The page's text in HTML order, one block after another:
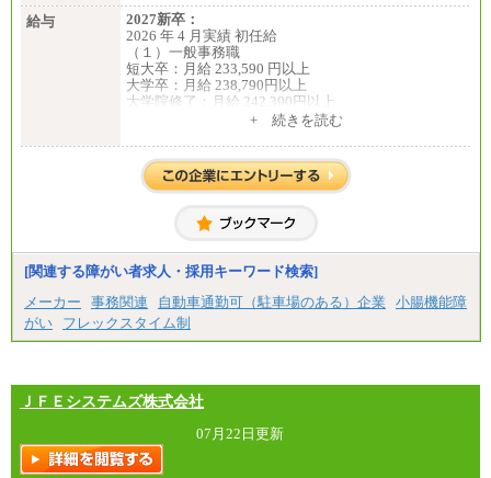
給与
2027新卒：
2026 年 4 月実績 初任給
（１）一般事務職
短大卒：月給 233,590 円以上
大学卒：月給 238,790円以上
大学院修了：月給 242,390円以上
※試用期間中も給与に変更ございません。
短大卒：月給 257,650 円以上
大学卒：月給 268,150円以上
大学院修了：月給 271,350円以上
（１）一般事務職
月給 229,440 円以上
※試用期間中も給与に変更ございません。
（２）生産補助職
月給 255,000円以上
※試用期間中も給与に変更ございません。
+ 続きを読む
[関連する障がい者求人・採用キーワード検索]
メーカー
事務関連 自動車通勤可（駐車場のある）企業
小腸機能障
がい
フレックスタイム制
ＪＦＥシステムズ株式会社
07月22日更新